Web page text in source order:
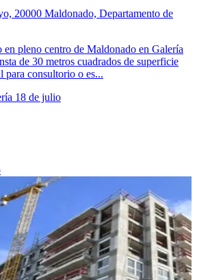
20000 Maldonado, Departamento de
pleno centro de Maldonado en Galería
de 30 metros cuadrados de superficie
para consultorio o es...
18 de julio